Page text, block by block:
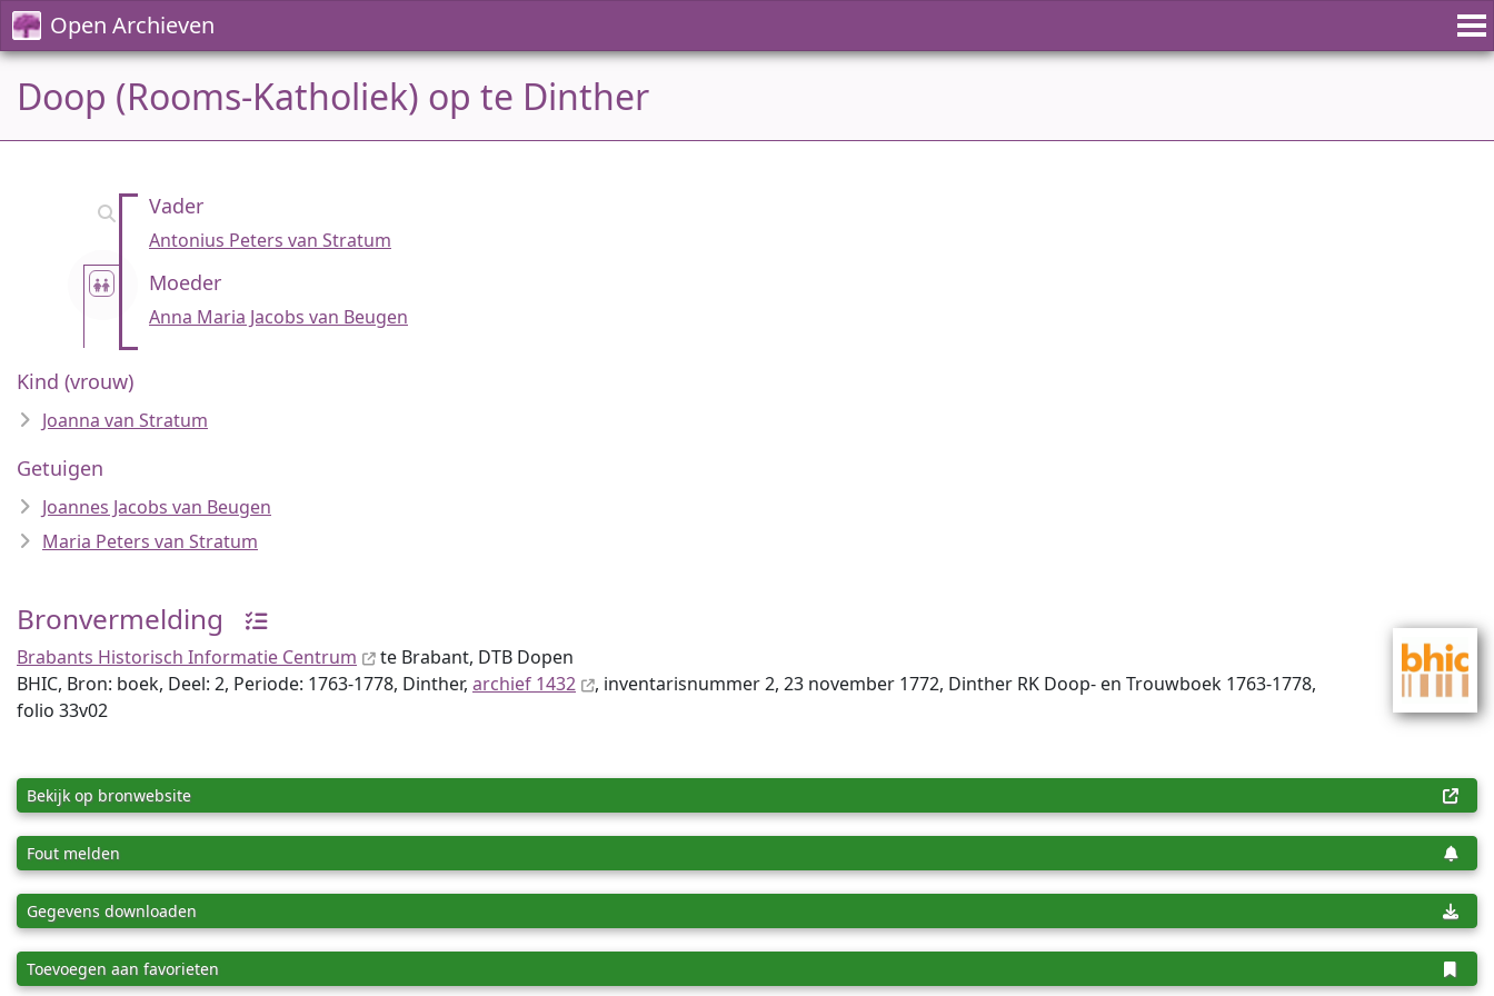
Open Archieven
Doop (Rooms-Katholiek) op te Dinther
Vader
Antonius Peters van Stratum
Moeder
Anna Maria Jacobs van Beugen
Kind (vrouw)
Joanna van Stratum
Getuigen
Joannes Jacobs van Beugen
Maria Peters van Stratum
Bronvermelding
Brabants Historisch Informatie Centrum
te Brabant, DTB Dopen
BHIC, Bron: boek, Deel: 2, Periode: 1763-1778, Dinther, archief 1432
, inventaris­num­mer 2, 23 november 1772, Dinther RK Doop- en Trouwboek 1763-1778,
folio 33v02
Bekijk op bronwebsite
Fout melden
Gegevens downloaden
Toevoegen aan favorieten